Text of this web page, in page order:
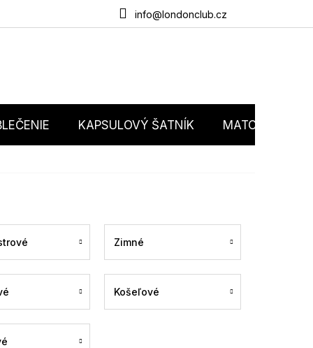
info@londonclub.cz
Obchodné podmienky Podmienky ochrany
KAPSULOVÝ ŠATNÍK MATCHY
Zimné
Košeľové